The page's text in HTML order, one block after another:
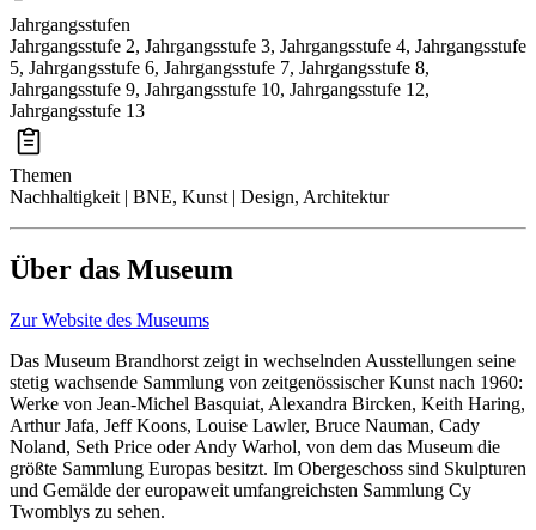
Jahrgangsstufen
Jahrgangsstufe 2, Jahrgangsstufe 3, Jahrgangsstufe 4, Jahrgangsstufe
5, Jahrgangsstufe 6, Jahrgangsstufe 7, Jahrgangsstufe 8,
Jahrgangsstufe 9, Jahrgangsstufe 10, Jahrgangsstufe 12,
Jahrgangsstufe 13
Themen
Nachhaltigkeit | BNE, Kunst | Design, Architektur
Über das Museum
Zur Website des Museums
Das Museum Brandhorst zeigt in wechselnden Ausstellungen seine
stetig wachsende Sammlung von zeitgenössischer Kunst nach 1960:
Werke von Jean-Michel Basquiat, Alexandra Bircken, Keith Haring,
Arthur Jafa, Jeff Koons, Louise Lawler, Bruce Nauman, Cady
Noland, Seth Price oder Andy Warhol, von dem das Museum die
größte Sammlung Europas besitzt. Im Obergeschoss sind Skulpturen
und Gemälde der europaweit umfangreichsten Sammlung Cy
Twomblys zu sehen.